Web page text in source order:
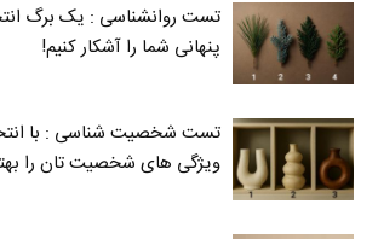
تست روانشناسی : یک برگ
پنهانی شما را آشکار کنیم!
تست شخصیت شناسی : با
ویژگی های شخصیت تان را